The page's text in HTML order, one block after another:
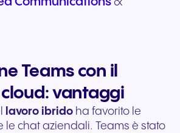
Teams con il
vantaggi
lavoro ibrido ha favorito le
le chat aziendali. Teams è stato